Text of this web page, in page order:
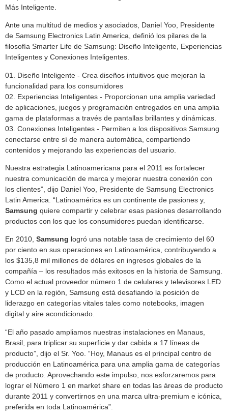
Más Inteligente.
Ante una multitud de medios y asociados, Daniel Yoo, Presidente
de Samsung Electronics Latin America, definió los pilares de la
filosofía Smarter Life de Samsung: Diseño Inteligente, Experiencias
Inteligentes y Conexiones Inteligentes.
01. Diseño Inteligente - Crea diseños intuitivos que mejoran la
funcionalidad para los consumidores
02. Experiencias Inteligentes - Proporcionan una amplia variedad
de aplicaciones, juegos y programación entregados en una amplia
gama de plataformas a través de pantallas brillantes y dinámicas.
03. Conexiones Inteligentes - Permiten a los dispositivos Samsung
conectarse entre sí de manera automática, compartiendo
contenidos y mejorando las experiencias del usuario.
Nuestra estrategia Latinoamericana para el 2011 es fortalecer
nuestra comunicación de marca y mejorar nuestra conexión con
los clientes”, dijo Daniel Yoo, Presidente de Samsung Electronics
Latin America. “Latinoamérica es un continente de pasiones y,
Samsung quiere compartir y celebrar esas pasiones desarrollando
productos con los que los consumidores puedan identificarse.
En 2010, Samsung logró una notable tasa de crecimiento del 60
por ciento en sus operaciones en Latinoamérica, contribuyendo a
los $135,8 mil millones de dólares en ingresos globales de la
compañía – los resultados más exitosos en la historia de Samsung.
Como el actual proveedor número 1 de celulares y televisores LED
y LCD en la región, Samsung está desafiando la posición de
liderazgo en categorías vitales tales como notebooks, imagen
digital y aire acondicionado.
“El año pasado ampliamos nuestras instalaciones en Manaus,
Brasil, para triplicar su superficie y dar cabida a 17 líneas de
producto”, dijo el Sr. Yoo. “Hoy, Manaus es el principal centro de
producción en Latinoamérica para una amplia gama de categorías
de producto. Aprovechando este impulso, nos esforzaremos para
lograr el Número 1 en market share en todas las áreas de producto
durante 2011 y convertirnos en una marca ultra-premium e icónica,
preferida en toda Latinoamérica”.